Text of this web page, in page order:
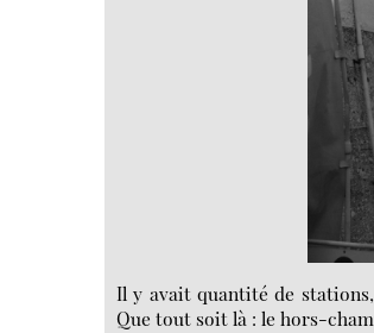
Il y avait quantité de
Que tout soit là : le hors-